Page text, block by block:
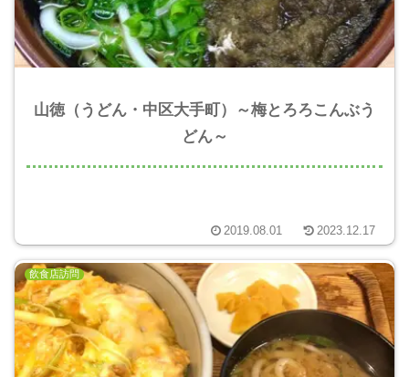
山徳（うどん・中区大手町）～梅とろろこんぶう
どん～
2019.08.01 2023.12.17
飲食店訪問